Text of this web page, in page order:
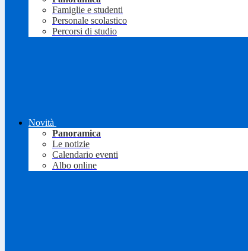
Famiglie e studenti
Personale scolastico
Percorsi di studio
Novità
Panoramica
Le notizie
Calendario eventi
Albo online